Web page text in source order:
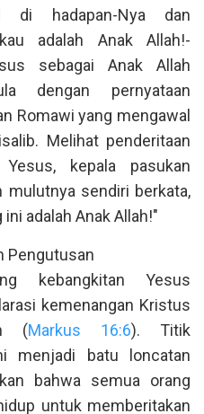
di hadapan-Nya dan
adalah Anak Allah!-
sebagai Anak Allah
dengan pernyataan
Romawi yang mengawal
Melihat penderitaan
kepala pasukan
mulutnya sendiri berkata,
adalah Anak Allah!"
Pengutusan
kebangkitan Yesus
kemenangan Kristus
(Markus 16:6). Titik
menjadi batu loncatan
bahwa semua orang
untuk memberitakan